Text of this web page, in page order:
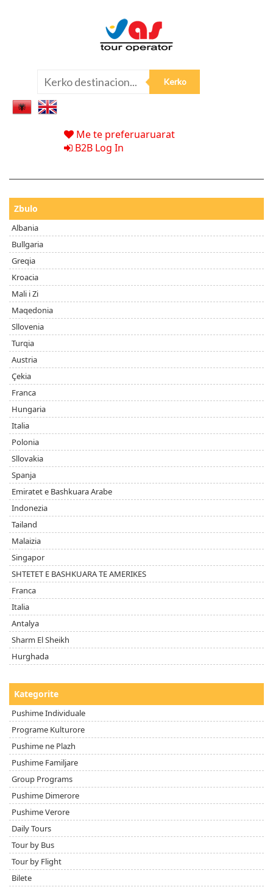
Me te preferuaruarat
B2B Log In
Zbulo
Albania
Bullgaria
Greqia
Kroacia
Mali i Zi
Maqedonia
Sllovenia
Turqia
Austria
Çekia
Franca
Hungaria
Italia
Polonia
Sllovakia
Spanja
Emiratet e Bashkuara Arabe
Indonezia
Tailand
Malaizia
Singapor
SHTETET E BASHKUARA TE AMERIKES
Franca
Italia
Antalya
Sharm El Sheikh
Hurghada
Kategorite
Pushime Individuale
Programe Kulturore
Pushime ne Plazh
Pushime Familjare
Group Programs
Pushime Dimerore
Pushime Verore
Daily Tours
Tour by Bus
Tour by Flight
Bilete